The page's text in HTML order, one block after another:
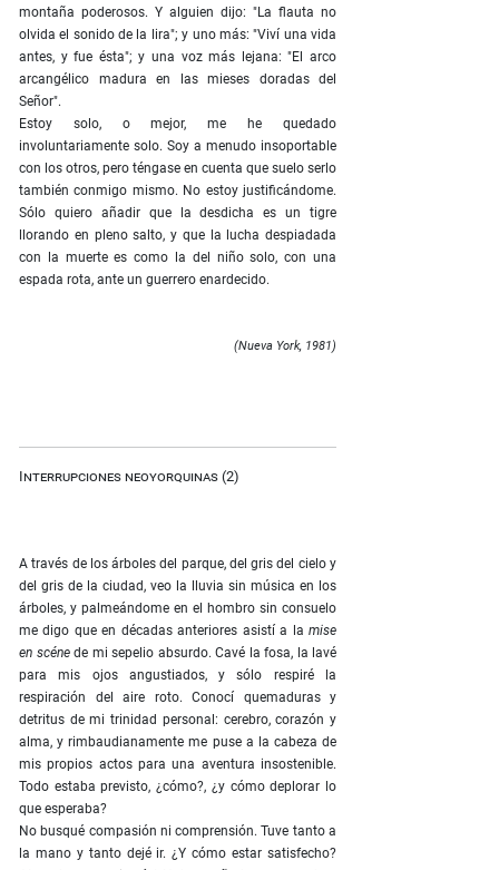
montaña poderosos. Y alguien dijo: "La flauta no
olvida el sonido de la lira"; y uno más: "Viví una vida
antes, y fue ésta"; y una voz más lejana: "El arco
arcangélico madura en las mieses doradas del
Señor".
Estoy solo, o mejor, me he quedado
involuntariamente solo. Soy a menudo insoportable
con los otros, pero téngase en cuenta que suelo serlo
también conmigo mismo. No estoy justificándome.
Sólo quiero añadir que la desdicha es un tigre
llorando en pleno salto, y que la lucha despiadada
con la muerte es como la del niño solo, con una
espada rota, ante un guerrero enardecido.
(Nueva York, 1981)
Interrupciones neoyorquinas (2)
A través de los árboles del parque, del gris del cielo y
del gris de la ciudad, veo la lluvia sin música en los
árboles, y palmeándome en el hombro sin consuelo
me digo que en décadas anteriores asistí a la mise
en scénede mi sepelio absurdo. Cavé la fosa, la lavé
para mis ojos angustiados, y sólo respiré la
respiración del aire roto. Conocí quemaduras y
detritus de mi trinidad personal: cerebro, corazón y
alma, y rimbaudianamente me puse a la cabeza de
mis propios actos para una aventura insostenible.
Todo estaba previsto, ¿cómo?, ¿y cómo deplorar lo
que esperaba?
No busqué compasión ni comprensión. Tuve tanto a
la mano y tanto dejé ir. ¿Y cómo estar satisfecho?